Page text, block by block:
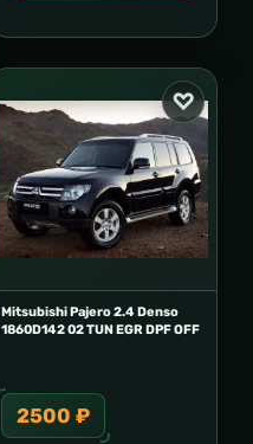
Mitsubishi Pajero 2.4 Denso
1860D142 02 TUN EGR DPF OFF
2500 ₽